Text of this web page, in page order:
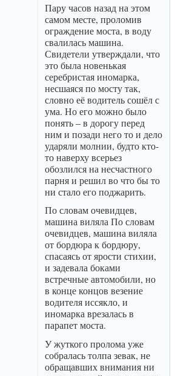
Пару часов назад на этом
самом месте, проломив
ограждение моста, в воду
свалилась машина.
Свидетели утверждали, что
это была новенькая
серебристая иномарка,
несшаяся по мосту так,
словно её водитель сошёл с
ума. Но его можно было
понять – в дорогу перед
ним и позади него то и дело
ударяли молнии, будто кто-
то наверху всерьез
обозлился на несчастного
парня и решил во что бы то
ни стало его поджарить.
По словам очевидцев,
машина виляла По словам
очевидцев, машина виляла
от бордюра к бордюру,
спасаясь от ярости стихии,
и задевала боками
встречные автомобили, но
в конце концов везение
водителя иссякло, и
иномарка врезалась в
парапет моста.
У жуткого пролома уже
собралась толпа зевак, не
обращавших внимания ни